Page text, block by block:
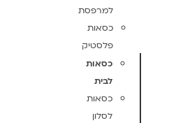
למרפסת
כסאות
פלסטיק
כסאות
לבית
כסאות
לסלון